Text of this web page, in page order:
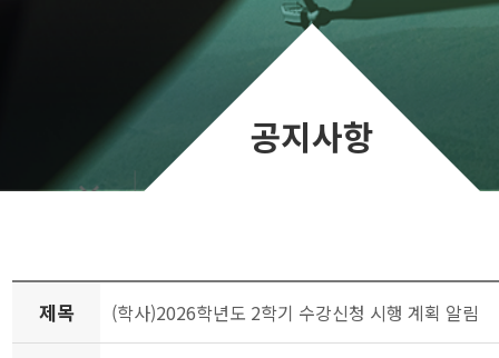
공지사항
제목 (학사)2026학년도 2학기 수강신청 시행 계획 알림